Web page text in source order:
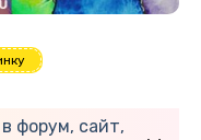
форум, сайт,